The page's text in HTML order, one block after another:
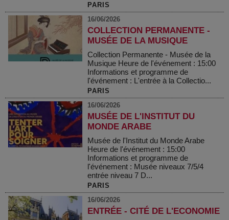
PARIS
16/06/2026
COLLECTION PERMANENTE -
MUSÉE DE LA MUSIQUE
Collection Permanente - Musée de la
Musique Heure de l'événement : 15:00
Informations et programme de
l'événement : L'entrée à la Collectio...
PARIS
16/06/2026
MUSÉE DE L'INSTITUT DU
MONDE ARABE
Musée de l'Institut du Monde Arabe
Heure de l'événement : 15:00
Informations et programme de
l'événement : Musée niveaux 7/5/4
entrée niveau 7 D...
PARIS
16/06/2026
ENTRÉE - CITÉ DE L'ECONOMIE